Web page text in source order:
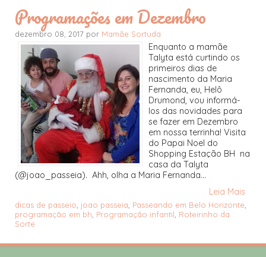
Programações em Dezembro
dezembro 08, 2017 por Mamãe Sortuda
Enquanto a mamãe
Talyta está curtindo os
primeiros dias de
nascimento da Maria
Fernanda, eu, Helô
Drumond, vou informá-
los das novidades para
se fazer em Dezembro
em nossa terrinha! Visita
do Papai Noel do
Shopping Estação BH na
casa da Talyta
(@joao_passeia). Ahh, olha a Maria Fernanda...
Leia Mais
dicas de passeio joao passeia Passeando em Belo Horizonte
programação em bh Programação infantil Roteirinho da
Sorte